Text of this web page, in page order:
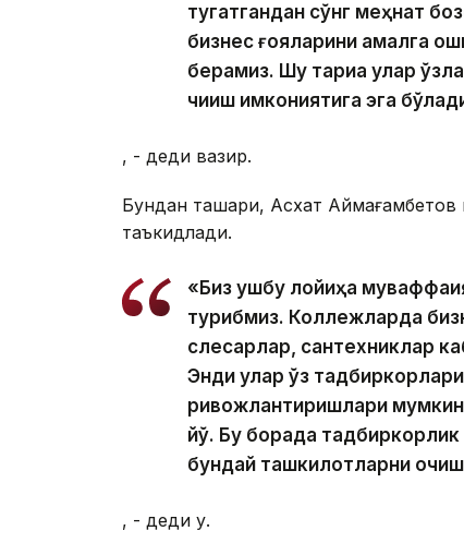
тугатгандан сўнг меҳнат
бизнес ғояларини амалга
берамиз. Шу тариқа улар
чиқиш имкониятига эга
, - деди вазир.
Бундан ташқари, Асхат
таъкидлади.
«Биз ушбу лойиҳа
турибмиз. Коллежларда
слесарлар, сантехниклар
Энди улар ўз
ривожлантиришлари мумкин.
йўқ. Бу борада
бундай ташкилотларни
, - деди у.